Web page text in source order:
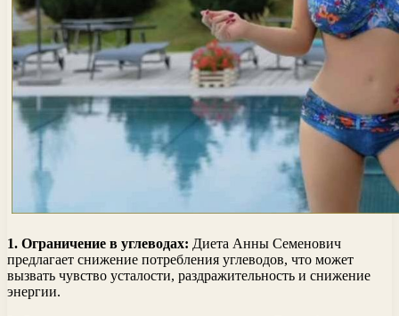
1. Ограничение в углеводах: Диета Анны Семенович
предлагает снижение потребления углеводов, что может
вызвать чувство усталости, раздражительность и снижение
энергии.